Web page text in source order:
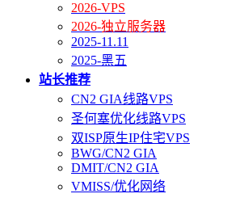
2026-VPS
2026-独立服务器
2025-11.11
2025-黑五
站长推荐
CN2 GIA线路VPS
圣何塞优化线路VPS
双ISP原生IP住宅VPS
BWG/CN2 GIA
DMIT/CN2 GIA
VMISS/优化网络